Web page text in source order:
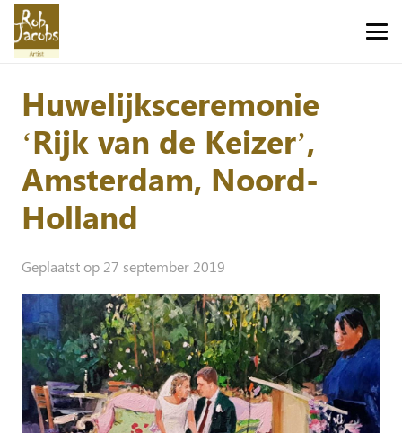
Huwelijksceremonie
‘Rijk van de Keizer’,
Amsterdam, Noord-
Holland
Geplaatst op 27 september 2019